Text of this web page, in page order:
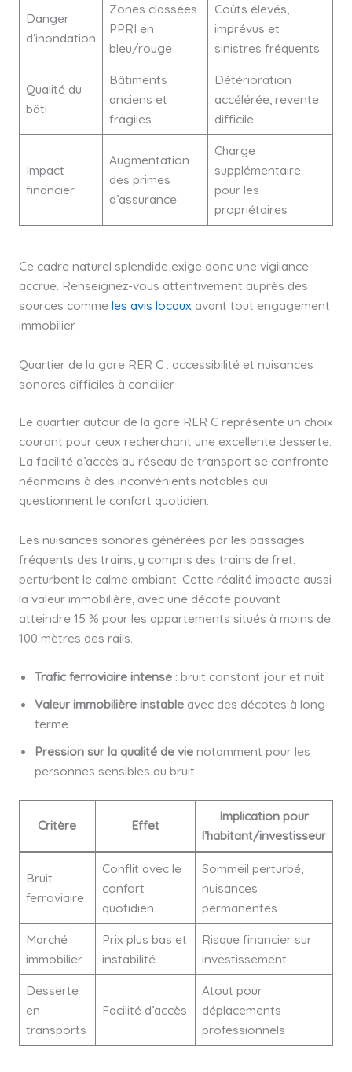
Danger
d’inondation
Zones classées
PPRI en
bleu/rouge
Coûts élevés,
imprévus et
sinistres fréquents
Qualité du
bâti
Bâtiments
anciens et
fragiles
Détérioration
accélérée, revente
difficile
Impact
financier
Augmentation
des primes
d’assurance
Charge
supplémentaire
pour les
propriétaires
Ce cadre naturel splendide exige donc une vigilance
accrue. Renseignez-vous attentivement auprès des
sources comme les avis locaux avant tout engagement
immobilier.
Quartier de la gare RER C : accessibilité et nuisances
sonores difficiles à concilier
Le quartier autour de la gare RER C représente un choix
courant pour ceux recherchant une excellente desserte.
La facilité d’accès au réseau de transport se confronte
néanmoins à des inconvénients notables qui
questionnent le confort quotidien.
Les nuisances sonores générées par les passages
fréquents des trains, y compris des trains de fret,
perturbent le calme ambiant. Cette réalité impacte aussi
la valeur immobilière, avec une décote pouvant
atteindre 15 % pour les appartements situés à moins de
100 mètres des rails.
Trafic ferroviaire intense: bruit constant jour et nuit
Valeur immobilière instableavec des décotes à long
terme
Pression sur la qualité de vienotamment pour les
personnes sensibles au bruit
Critère Effet
Implication pour
l’habitant/investisseur
Bruit
ferroviaire
Conflit avec le
confort
quotidien
Sommeil perturbé,
nuisances
permanentes
Marché
immobilier
Prix plus bas et
instabilité
Risque financier sur
investissement
Desserte
en
transports
Facilité d’accès
Atout pour
déplacements
professionnels